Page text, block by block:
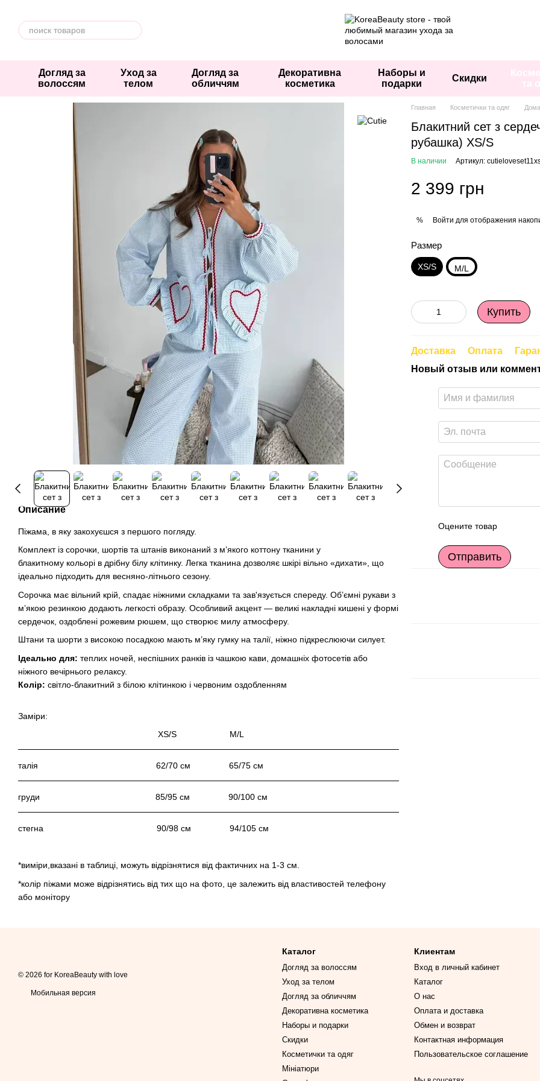
Догляд за
волоссям
Уход за
телом
Догляд за
обличчям
Декоративна
косметика
Наборы и
подарки
Скидки
Описание
Піжама, в яку закохуєшся з першого погляду.
Комплект із сорочки, шортів та штанів виконаний з м’якого коттону тканини у
блакитному кольорі в дрібну білу клітинку. Легка тканина дозволяє шкірі вільно «дихати», що
ідеально підходить для весняно-літнього сезону.
Сорочка має вільний крій, спадає ніжними складками та зав'язується спереду. Об’ємні рукави з
м’якою резинкою додають легкості образу. Особливий акцент — великі накладні кишені у формі
сердечок, оздоблені рожевим рюшем, що створює милу атмосферу.
Штани та шорти з високою посадкою мають м’яку гумку на талії, ніжно підкреслюючи силует.
Ідеально для: теплих ночей, неспішних ранків із чашкою кави, домашніх фотосетів або
ніжного вечірнього релаксу.
Колір: світло-блакитний з білою клітинкою і червоним оздобленням
Заміри:
XS/S M/L
талія 62/70 см 65/75 см
груди 85/95 см 90/100 см
стегна 90/98 см 94/105 см
*виміри,вказані в таблиці, можуть відрізнятися від фактичних на 1-3 см.
*колір піжами може відрізнятись від тих що на фото, це залежить від властивостей телефону
або монітору
Главная Косметички та одяг
Блакитний сет з
рубашка) XS/S
В наличии Артикул:
2 399 грн
% Войти для отображения
Размер
XS/S M/L
Купить
Доставка Оплата
Новый отзыв или
Оцените товар
Отправить
© 2026 for KoreaBeauty with love
Мобильная версия
Каталог
Догляд за волоссям
Уход за телом
Догляд за обличчям
Декоративна косметика
Наборы и подарки
Скидки
Косметички та одяг
Мініатюри
Клиентам
Вход в личный кабинет
Каталог
О нас
Оплата и доставка
Обмен и возврат
Контактная информация
Пользовательское соглашение